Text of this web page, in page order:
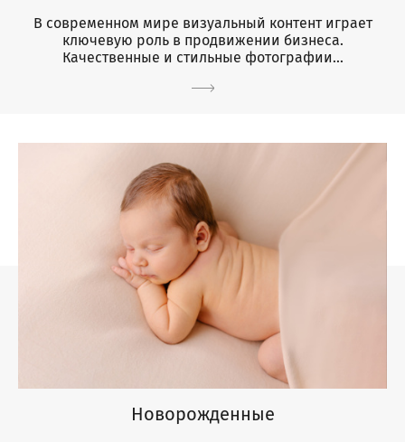
В современном мире визуальный контент играет
ключевую роль в продвижении бизнеса.
Качественные и стильные фотографии...
Новорожденные